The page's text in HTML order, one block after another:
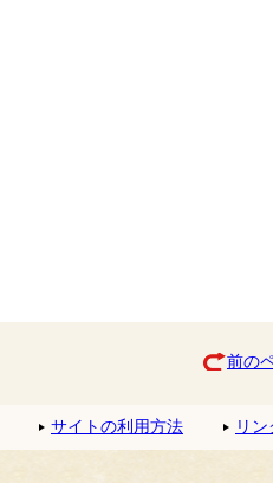
前の
サイトの利用方法 リ